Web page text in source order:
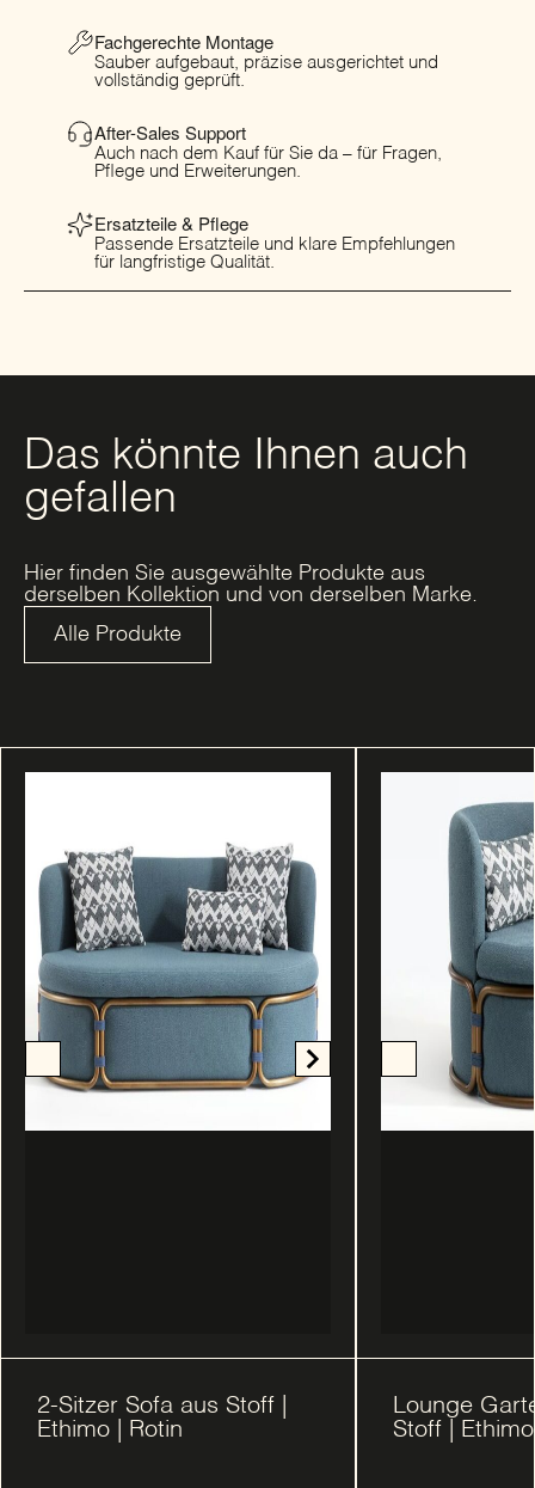
Fachgerechte Montage
Sauber aufgebaut, präzise ausgerichtet und
vollständig geprüft.
After-Sales Support
Auch nach dem Kauf für Sie da – für Fragen,
Pflege und Erweiterungen.
Ersatzteile & Pflege
Passende Ersatzteile und klare Empfehlungen
für langfristige Qualität.
Das könnte Ihnen auch
gefallen
Hier finden Sie ausgewählte Produkte aus
derselben Kollektion und von derselben Marke.
Alle Produkte
2-Sitzer Sofa aus Stoff |
Ethimo | Rotin
Lounge
Stoff |